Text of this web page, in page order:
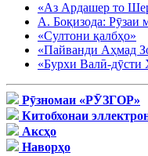
«Аз Ардашер то
А. Боқизода: Рӯзаи
«Султони қалбҳо»
«Пайванди Аҳмад
«Бурхи Валӣ-дӯсти
Рӯзномаи «РӮЗГОР»
Китобхонаи
Аксҳо
Наворҳо